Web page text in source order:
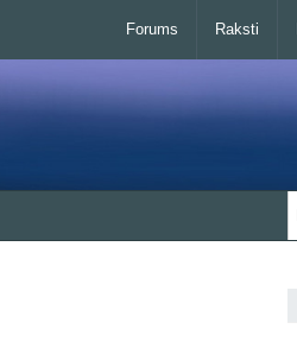
Forums Raksti